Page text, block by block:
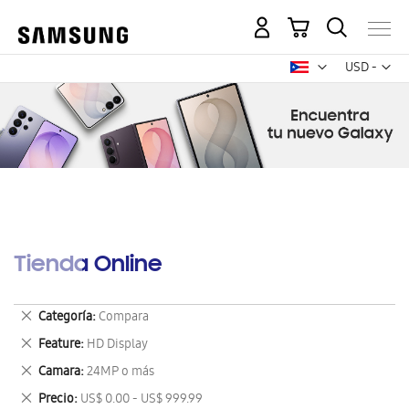
USD -
dólar
Mi carrito
Tienda Online
Categoría Compara
Eliminar
este
artículo
Feature HD Display
Eliminar
este
artículo
Camara 24MP o más
Eliminar
este
Precio US$ 0.00 - US$ 999.99
Eliminar